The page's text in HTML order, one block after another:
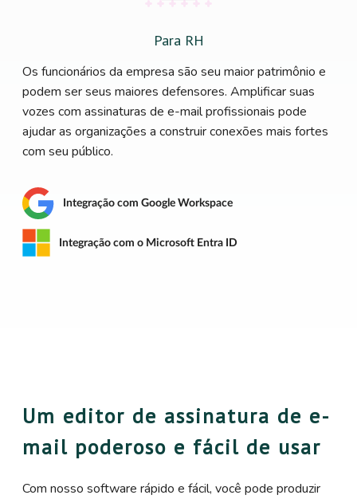
Para RH
Os funcionários da empresa são seu maior patrimônio e
podem ser seus maiores defensores. Amplificar suas
vozes com assinaturas de e-mail profissionais pode
ajudar as organizações a construir conexões mais fortes
com seu público.
Integração com Google Workspace
Integração com o Microsoft Entra ID
Um editor de assinatura de e-
mail poderoso e fácil de usar
Com nosso software rápido e fácil, você pode produzir